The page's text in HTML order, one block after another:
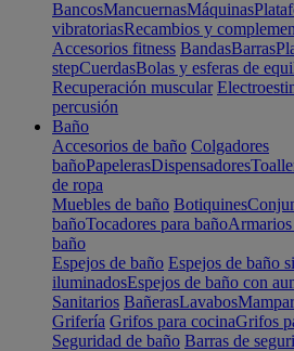
BancosMancuernasMáquinas
vibratoriasRecambios y
Accesorios fitness BandasBarras
stepCuerdasBolas y esferas de
Recuperación muscular
percusión
Baño
Accesorios de baño Colgadores
bañoPapelerasDispensadores
de ropa
Muebles de baño Botiquines
bañoTocadores para baño
baño
Espejos de baño Espejos de baño
iluminadosEspejos de baño con
Sanitarios BañerasLavabos
Grifería Grifos para cocinaGrifos
Seguridad de baño Barras de